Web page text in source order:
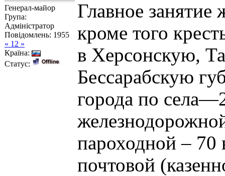
Генерал-майор
Група:
Адміністратор
Повідомлень: 1955
« 12 »
Країна:
Статус:
Главное
кроме того
в Херсонскую,
Бессарабскую
города по
пароходной – 70
почтовой